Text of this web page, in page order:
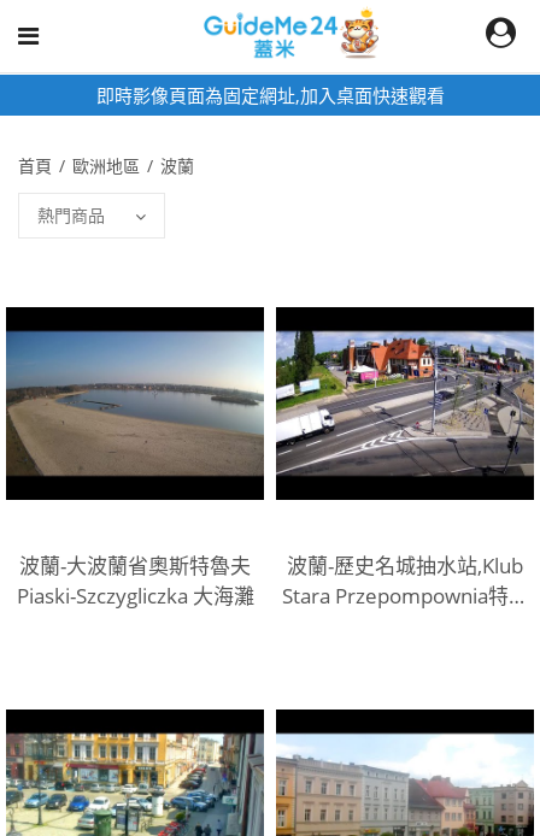
即時影像頁面為固定網址,加入桌面快速觀看
首頁 歐洲地區 波蘭
波蘭-大波蘭省奧斯特魯夫
Piaski-Szczygliczka 大海灘
波蘭-歷史名城抽水站,Klub
Stara Przepompownia特色